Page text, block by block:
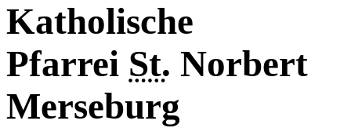
Katholische
Pfarrei St. Norbert
Merseburg